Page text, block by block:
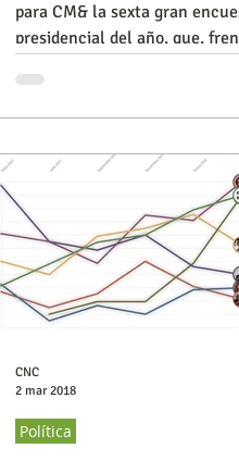
de ideas
para CM& la sexta gran
presidencial del año, que,
Política
CNC
2 mar 2018